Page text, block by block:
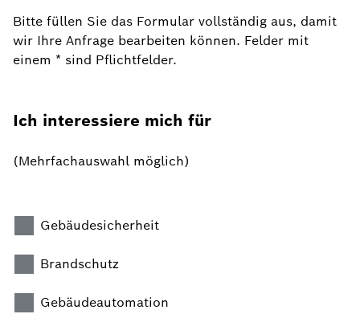
Bitte füllen Sie das Formular vollständig aus, damit
wir Ihre Anfrage bearbeiten können. Felder mit
einem * sind Pflichtfelder.
Ich interessiere mich für
(Mehrfachauswahl möglich)
Gebäudesicherheit
Brandschutz
Gebäudeautomation